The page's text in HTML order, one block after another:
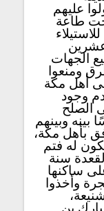
عليهم
طاعة
الجهات
ومنعوا
أهل مكة
وجود
الصلح
وبينهم
بأهل مكة،
له فتم
سنة
ساكنها
وأخذوا
بن